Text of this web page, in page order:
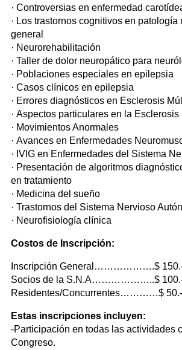
· Controversias en enfermedad
· Los trastornos cognitivos en patología
general
· Neurorehabilitación
· Taller de dolor neuropático para
· Poblaciones especiales en epilepsia
· Casos clínicos en epilepsia
· Errores diagnósticos en Esclerosis
· Aspectos particulares en la
· Movimientos Anormales
· Avances en Enfermedades
· IVIG en Enfermedades del Sistema
· Presentación de algoritmos
en tratamiento
· Medicina del sueño
· Trastornos del Sistema Nervioso
· Neurofisiología clínica
Costos de Inscripción:
Inscripción General……………….$
Socios de la S.N.A………………..$
Residentes/Concurrentes…………$ 50.-
Estas inscripciones incluyen:
-Participación en todas las actividades
Congreso.